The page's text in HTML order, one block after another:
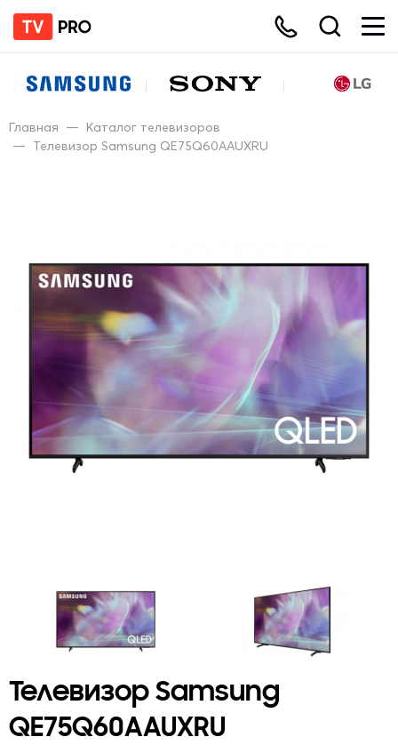
Главная — Каталог телевизоров
— Телевизор Samsung QE75Q60AAUXRU
Телевизор Samsung
QE75Q60AAUXRU